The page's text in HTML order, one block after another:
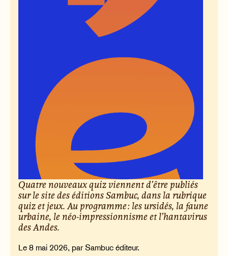
Quatre nouveaux quiz viennent d’être publiés
sur le site des éditions Sambuc, dans la rubrique
quiz et jeux. Au programme : les ursidés, la faune
urbaine, le néo-impressionnisme et l’hantavirus
des Andes.
Le 8 mai 2026, par Sambuc éditeur.